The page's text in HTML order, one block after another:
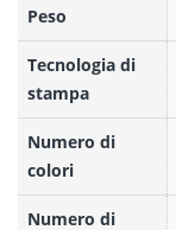
Peso
Tecnologia di
stampa
Numero di
colori
Numero di